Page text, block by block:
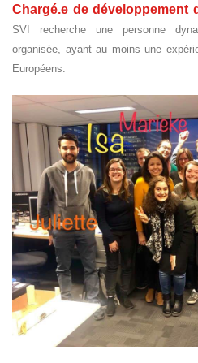
Chargé.e de développement
SVI recherche une personne
organisée, ayant au moins une
Européens.